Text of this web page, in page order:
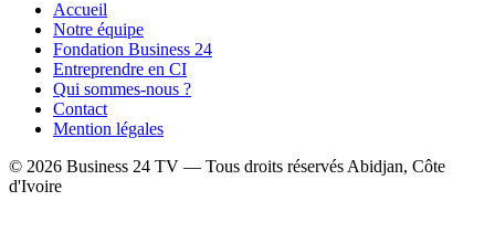
Accueil
Notre équipe
Fondation Business 24
Entreprendre en CI
Qui sommes-nous ?
Contact
Mention légales
© 2026 Business 24 TV — Tous droits réservés Abidjan, Côte
d'Ivoire